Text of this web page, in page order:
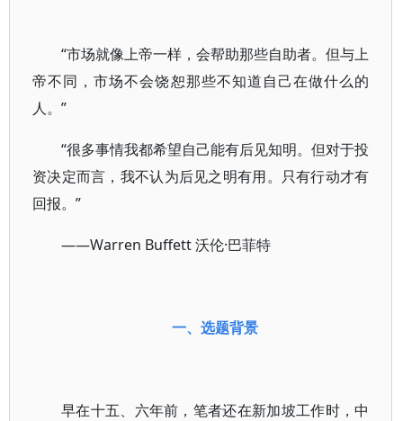
“市场就像上帝一样，会帮助那些自助者。但与上
帝不同，市场不会饶恕那些不知道自己在做什么的
人。”
“很多事情我都希望自己能有后见知明。但对于投
资决定而言，我不认为后见之明有用。只有行动才有
回报。”
——Warren Buffett 沃伦·巴菲特
一、选题背景
早在十五、六年前，笔者还在新加坡工作时，中